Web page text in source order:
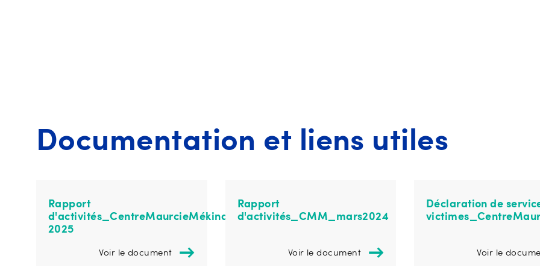
Documentation et liens utiles
Rapport
d'activités_CentreMaurcieMékinac_2024-
2025
Voir le document
Rapport
d'activités_CMM_mars2024
Voir le document
Déclaration de
Voir le